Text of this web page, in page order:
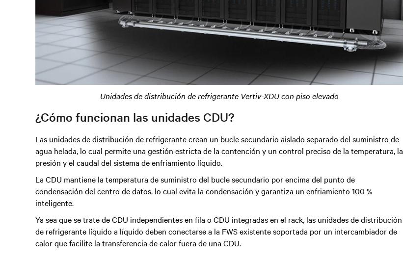
Unidades de distribución de refrigerante Vertiv-XDU con piso elevado
¿Cómo funcionan las unidades CDU?
Las unidades de distribución de refrigerante crean un bucle secundario aislado separado del suministro de
agua helada, lo cual permite una gestión estricta de la contención y un control preciso de la temperatura, la
presión y el caudal del sistema de enfriamiento líquido.
La CDU mantiene la temperatura de suministro del bucle secundario por encima del punto de
condensación del centro de datos, lo cual evita la condensación y garantiza un enfriamiento 100 %
inteligente.
Ya sea que se trate de CDU independientes en fila o CDU integradas en el rack, las unidades de distribución
de refrigerante líquido a líquido deben conectarse a la FWS existente soportada por un intercambiador de
calor que facilite la transferencia de calor fuera de una CDU.